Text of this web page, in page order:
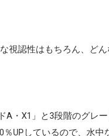
視認性はもちろん、ど
・X1」と3段階のグレ
UPしているので、水中